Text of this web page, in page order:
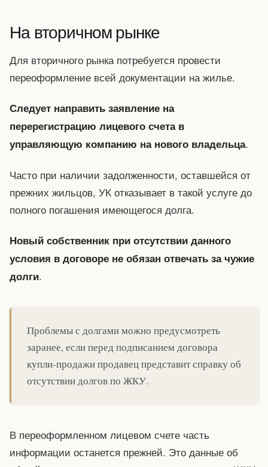
На вторичном рынке
Для вторичного рынка потребуется провести
переоформление всей документации на жилье.
Следует направить заявление на
перерегистрацию лицевого счета в
управляющую компанию на нового владельца.
Часто при наличии задолженности, оставшейся от
прежних жильцов, УК отказывает в такой услуге до
полного погашения имеющегося долга.
Новый собственник при отсутствии данного
условия в договоре не обязан отвечать за чужие
долги.
Проблемы с долгами можно предусмотреть
заранее, если перед подписанием договора
купли-продажи продавец представит справку об
отсутствии долгов по ЖКУ.
В переоформленном лицевом счете часть
информации останется прежней. Это данные об